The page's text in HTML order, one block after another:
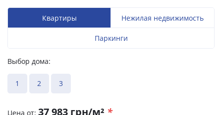
Квартиры Нежилая недвижимость
Паркинги
Выбор дома:
1 2 3
Цена от: 37 983 грн/м² *